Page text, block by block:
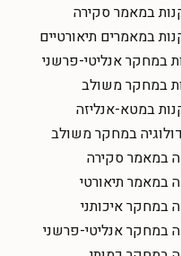
במאמר סקירה
במאמרים תיאורטיים
במחקר אנליטי-פרשני
במחקר משולב
במטא-אנליזה
במחקר משולב
במאמר סקירה
במאמר תיאורטי
במחקר איכותני
במחקר אנליטי-פרשני